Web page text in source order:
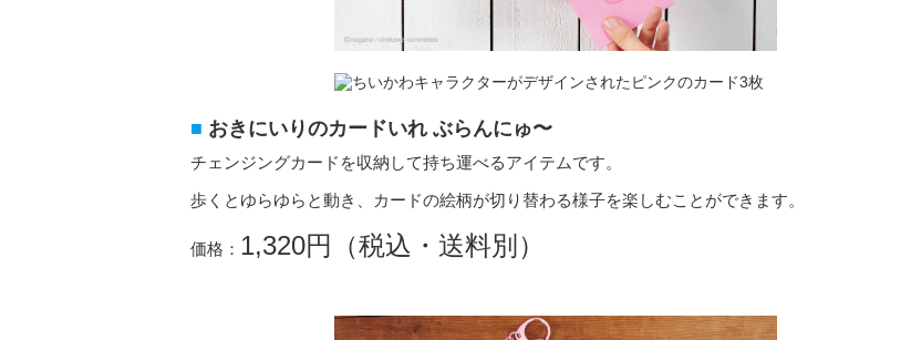
おきにいりのカードいれ ぶらんにゅ〜
チェンジングカードを収納して持ち運べるアイテムです。
歩くとゆらゆらと動き、カードの絵柄が切り替わる様子を楽しむことができます。
価格： 1,320円（税込・送料別）